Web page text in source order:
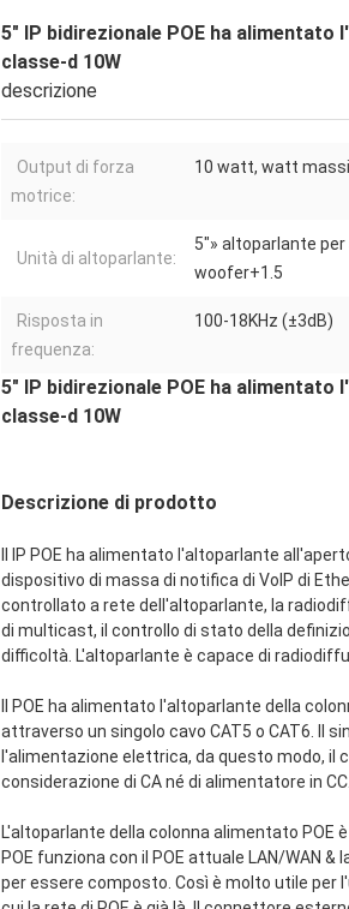
5" IP bidirezionale POE ha
classe-d 10W
descrizione
Output di forza
motrice:
10 watt, watt
Unità di altoparlante:
5"» altoparlante
woofer+1.5
Risposta in
frequenza:
100-18KHz (±3dB)
5" IP bidirezionale POE ha
classe-d 10W
Descrizione di prodotto
Il IP POE ha alimentato l'altoparlante
dispositivo di massa di notifica di VoIP di
controllato a rete dell'altoparlante, la
di multicast, il controllo di stato della
difficoltà. L'altoparlante è capace di
Il POE ha alimentato l'altoparlante della
attraverso un singolo cavo CAT5 o CAT6. Il
l'alimentazione elettrica, da questo modo, il
considerazione di CA né di alimentatore in CC.
L'altoparlante della colonna alimentato POE
POE funziona con il POE attuale LAN/WAN
per essere composto. Così è molto utile per